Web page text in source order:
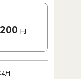
円
月